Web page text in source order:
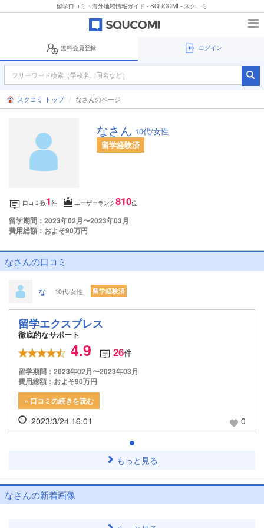
留学口コミ・海外地域情報ガイド - SQUCOMI - スクコミ
無料会員登録 ログイン
スクコミ トップ なさんのページ
なさん 10代/女性
留学経験済
口コミ数1件 ユーザーランク810位
留学期間：2023年02月〜2023年03月
費用総額：およそ90万円
なさんの口コミ
な 10代/女性 留学経験済
留学エクスプレス
徹底的なサポート
4.9 26件
留学期間：2023年02月〜2023年03月
費用総額：およそ90万円
» 口コミの続きを読む
2023/3/24 16:01 0
もっと見る
なさんの新着画像